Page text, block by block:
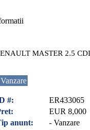
MASTER 2.5 CDI
#:
ER433065
EUR 8,000
anunt:
- Vanzare